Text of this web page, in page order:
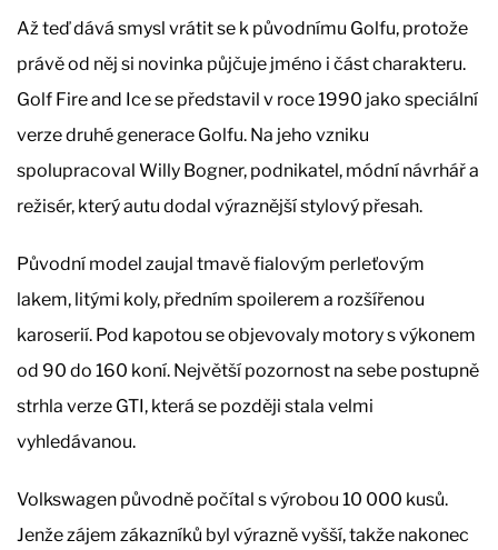
Až teď dává smysl vrátit se k původnímu Golfu, protože
právě od něj si novinka půjčuje jméno i část charakteru.
Golf Fire and Ice se představil v roce 1990 jako speciální
verze druhé generace Golfu. Na jeho vzniku
spolupracoval Willy Bogner, podnikatel, módní návrhář a
režisér, který autu dodal výraznější stylový přesah.
Původní model zaujal tmavě fialovým perleťovým
lakem, litými koly, předním spoilerem a rozšířenou
karoserií. Pod kapotou se objevovaly motory s výkonem
od 90 do 160 koní. Největší pozornost na sebe postupně
strhla verze GTI, která se později stala velmi
vyhledávanou.
Volkswagen původně počítal s výrobou 10 000 kusů.
Jenže zájem zákazníků byl výrazně vyšší, takže nakonec